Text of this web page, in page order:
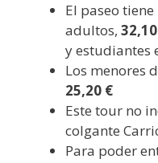
El paseo
adultos,
y estudiantes
Los menores
25,20 €
Este tour no
colgante
Para poder